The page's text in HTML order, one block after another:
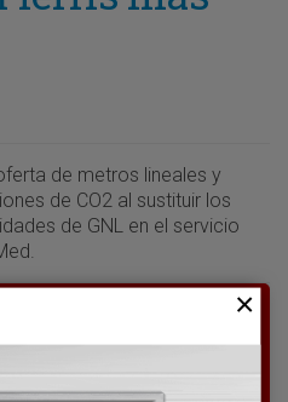
de metros lineales y
de CO2 al sustituir los
de GNL en el servicio
leyendo hay que estar
XXI, el periódico
la logística en España.